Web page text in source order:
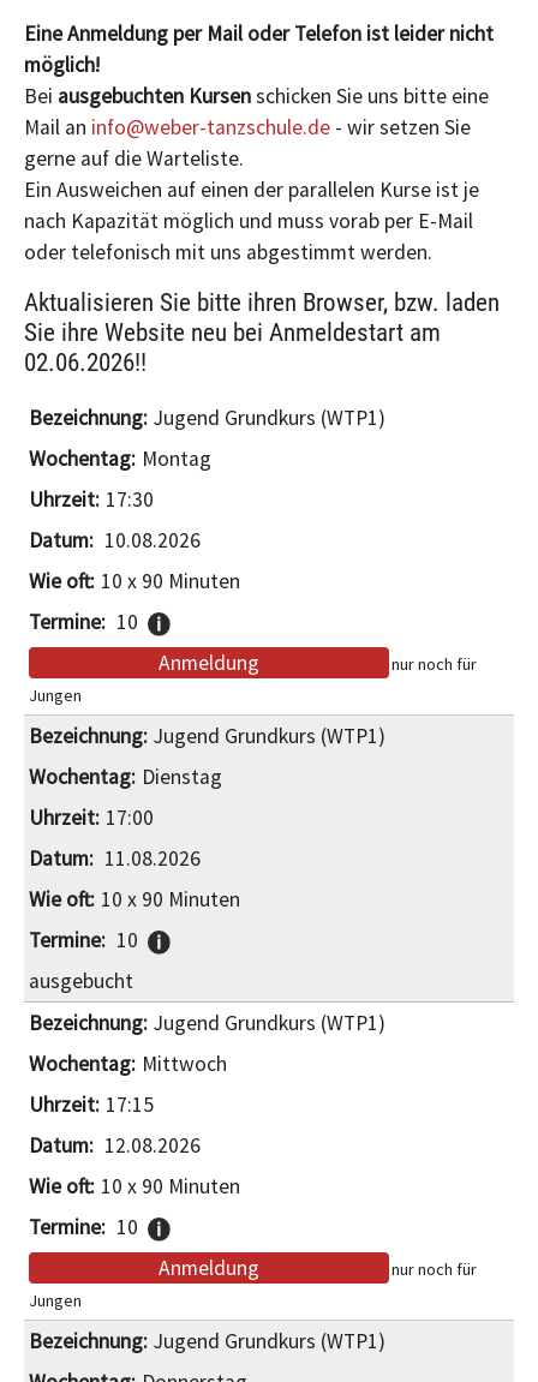
Eine Anmeldung per Mail oder Telefon ist leider nicht
möglich!
Bei ausgebuchten Kursenschicken Sie uns bitte eine
Mail an info@weber-tanzschule.de - wir setzen Sie
gerne auf die Warteliste.
Ein Ausweichen auf einen der parallelen Kurse ist je
nach Kapazität möglich und muss vorab per E-Mail
oder telefonisch mit uns abgestimmt werden.
Aktualisieren Sie bitte ihren Browser, bzw. laden
Sie ihre Website neu bei Anmeldestart am
02.06.2026!!
Jugend Grundkurs (WTP1)
Montag
17:30
10.08.2026
10 x 90 Minuten
10
Anmeldung
nur noch für
Jungen
Jugend Grundkurs (WTP1)
Dienstag
17:00
11.08.2026
10 x 90 Minuten
10
ausgebucht
Jugend Grundkurs (WTP1)
Mittwoch
17:15
12.08.2026
10 x 90 Minuten
10
Anmeldung
nur noch für
Jungen
Jugend Grundkurs (WTP1)